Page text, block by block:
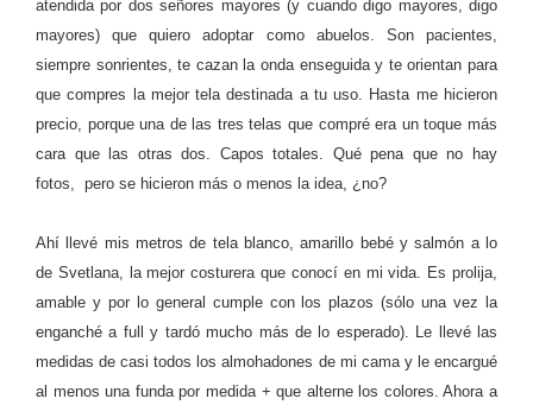
atendida por dos señores mayores (y cuando digo mayores, digo
mayores) que quiero adoptar como abuelos. Son pacientes,
siempre sonrientes, te cazan la onda enseguida y te orientan para
que compres la mejor tela destinada a tu uso. Hasta me hicieron
precio, porque una de las tres telas que compré era un toque más
cara que las otras dos. Capos totales. Qué pena que no hay
fotos, pero se hicieron más o menos la idea, ¿no?
Ahí llevé mis metros de tela blanco, amarillo bebé y salmón a lo
de Svetlana, la mejor costurera que conocí en mi vida. Es prolija,
amable y por lo general cumple con los plazos (sólo una vez la
enganché a full y tardó mucho más de lo esperado). Le llevé las
medidas de casi todos los almohadones de mi cama y le encargué
al menos una funda por medida + que alterne los colores. Ahora a